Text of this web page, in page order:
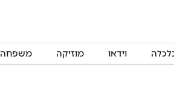
וידאו מוזיקה משפחה